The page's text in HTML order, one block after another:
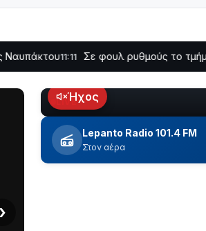
11:11 Σε φουλ ρυθμούς το τμήμα
›
LIVEΉχος
Lepanto Radio 101.4 FM
Στον αέρα